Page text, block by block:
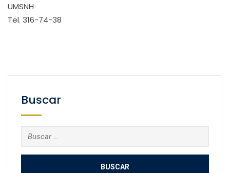
UMSNH
Tel. 316-74-38
Buscar
Buscar: